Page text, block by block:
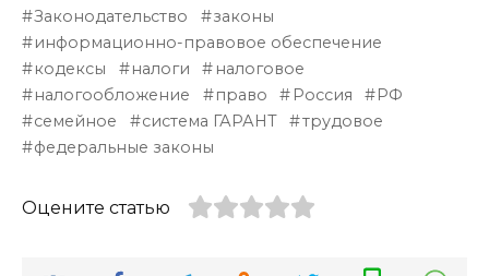
Законодательство
законы
информационно-правовое обеспечение
кодексы
налоги
налоговое
налогообложение
право Россия
РФ
семейное
система ГАРАНТ
трудовое
федеральные законы
Оцените статью